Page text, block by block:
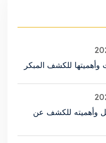
وأهميتها للكشف المبكر
وأهميته للكشف عن